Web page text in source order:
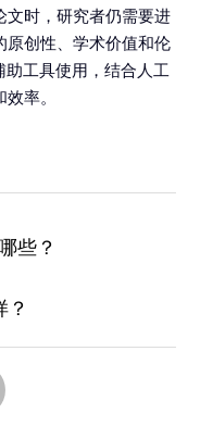
文时，研究者仍需要进
原创性、学术价值和伦
工具使用，结合人工
率。
些？
？